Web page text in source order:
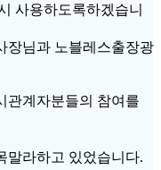
사용하도록하겠습니
장님과 노블레스출장광
관계자분들의 참여를
말라하고 있었습니다.